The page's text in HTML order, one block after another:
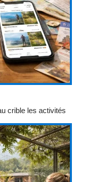
crible les activités